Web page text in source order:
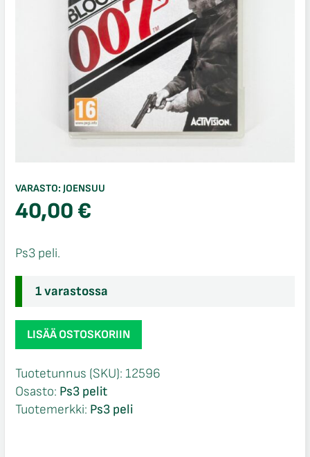
VARASTO: JOENSUU
40,00€
Ps3 peli.
1 varastossa
Blood
Stone
CIB
Ps3
määrä
LISÄÄ OSTOSKORIIN
Tuotetunnus (SKU): 12596
Osasto: Ps3 pelit
Tuotemerkki: Ps3 peli